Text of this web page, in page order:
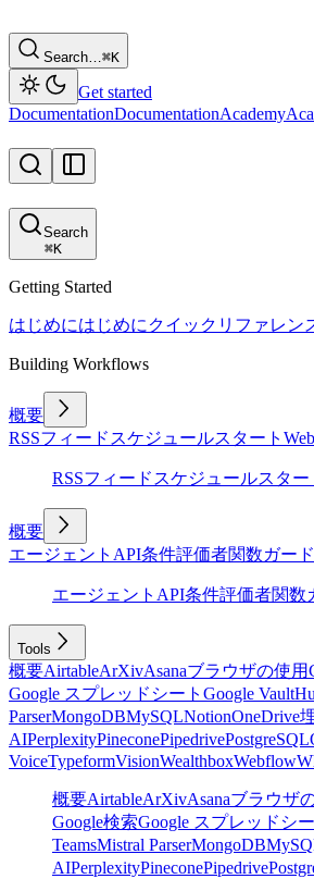
Search…⌘K
Get started
DocumentationDocumentationAcademy
Search
⌘K
Getting Started
はじめにはじめに クイックリファレン
Building Workflows
概要
RSSフィード スケジュールスタート
RSSフィード スケジュールスター
概要
エージェント API条件評価者関数ガー
エージェント API条件評価者関数
Tools
概要AirtableArXivAsanaブラウザの使用
Google スプレッドシート Google Vault
ParserMongoDBMySQLNotionOneDrive
AIPerplexityPineconePipedrivePostgreSQL
VoiceTypeformVisionWealthboxWebflow
概要AirtableArXivAsanaブラウザ
Google検索Google スプレッドシ
TeamsMistral ParserMongoDB
AIPerplexityPineconePipedrive